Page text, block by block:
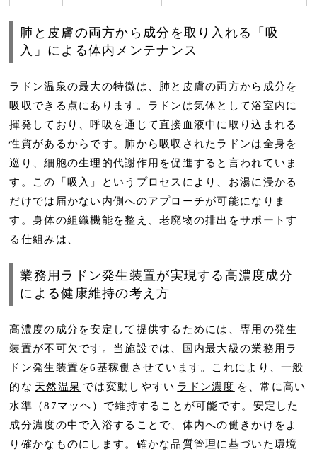
肺と皮膚の両方から成分を取り入れる「吸
入」による体内メンテナンス
ラドン温泉の最大の特徴は、肺と皮膚の両方から成分を
吸収できる点にあります。ラドンは気体として浴室内に
揮発しており、呼吸を通じて直接血液中に取り込まれる
性質があるからです。肺から吸収されたラドンは全身を
巡り、細胞の生理的代謝作用を促進すると言われていま
す。この「吸入」というプロセスにより、お湯に浸かる
だけでは届かない内側へのアプローチが可能になりま
す。身体の組織機能を整え、老廃物の排出をサポートす
る仕組みは、
業務用ラドン発生装置が実現する高濃度成分
による健康維持の考え方
高濃度の成分を安定して提供するためには、専用の発生
装置が不可欠です。当施設では、国内最大級の業務用ラ
ドン発生装置を6基稼働させています。これにより、一般
的な 天然温泉 では変動しやすい ラドン濃度 を、常に高い
水準（87マッヘ）で維持することが可能です。安定した
成分濃度の中で入浴することで、体内への働きかけをよ
り確かなものにします。確かな品質管理に基づいた環境